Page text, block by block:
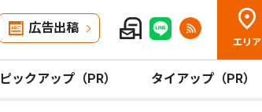
広告出稿
エリア
ピックアップ（PR） タイアップ（PR）